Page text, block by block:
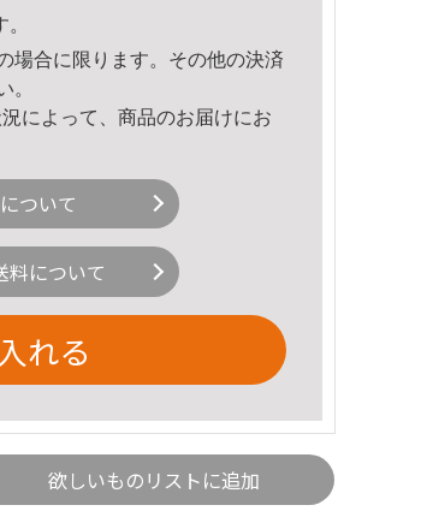
場合に限ります。その他の決済
。
によって、商品のお届けにお
ついて
料について
れる
欲しいものリストに追加